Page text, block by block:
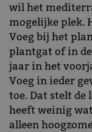
wil het
mogelijke plek.
Voeg bij het
plantgat of in
jaar in het
Voeg in ieder
toe. Dat stelt
heeft weinig
alleen